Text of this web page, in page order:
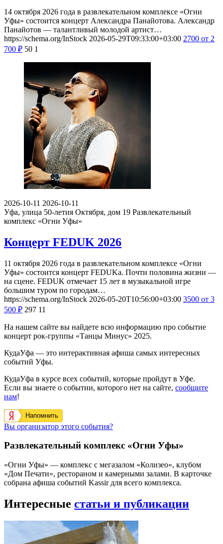
14 октября 2026 года в развлекательном комплексе «Огни
Уфы» состоится концерт Александра Панайотова. Александр
Панайотов — талантливый молодой артист…
https://schema.org/InStock 2026-05-29T09:33:00+03:00 2700 от 2
700 ₽ 50 1
2026-10-11 2026-10-11
Уфа, улица 50-летия Октября, дом 19 Развлекательный
комплекс «Огни Уфы»
Концерт FEDUK 2026
11 октября 2026 года в развлекательном комплексе «Огни
Уфы» состоится концерт FEDUKа. Почти половина жизни —
на сцене. FEDUK отмечает 15 лет в музыкальной игре
большим туром по городам…
https://schema.org/InStock 2026-05-20T10:56:00+03:00 3500 от 3
500 ₽ 297 11
На нашем сайте вы найдете всю информацию про событие
концерт рок-группы «Танцы Минус» 2025.
КудаУфа — это интерактивная афиша самых интересных
событий Уфы.
КудаУфа в курсе всех событий, которые пройдут в Уфе.
Если вы знаете о событии, которого нет на сайте, сообщите
нам!
Напомнить
Вы организатор этого события?
Развлекательный комплекс «Огни Уфы»
«Огни Уфы» — комплекс с мегазалом «Колизео», клубом
«Дом Печати», рестораном и камерными залами. В карточке
собрана афиша событий Kassir для всего комплекса.
Интересные статьи и публикации